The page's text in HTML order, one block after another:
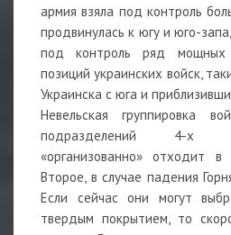
армия взяла под контроль
продвинулась к югу и юго-
под контроль ряд
позиций украинских войск,
Украинска с юга и
Невельская группировка
подразделений 4-х
«организованно» отходит
Второе, в случае падения
Если сейчас они могут
твердым покрытием, то